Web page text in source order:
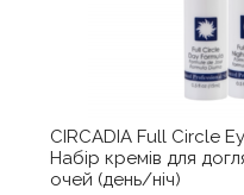
CIRCADIA Full Cir­cle
Набір кремів для
очей (день/ніч)